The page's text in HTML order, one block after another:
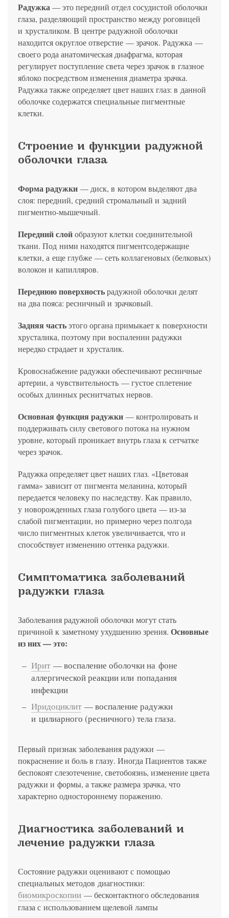
Радужка— это передний отдел сосудистой оболочки
глаза, разделяющий пространство между роговицей
и хрусталиком. В центре радужной оболочки
находится округлое отверстие — зрачок. Радужка —
своего рода анатомическая диафрагма, которая
регулирует поступление света через зрачок в глазное
яблоко посредством изменения диаметра зрачка.
Радужка также определяет цвет наших глаз: в данной
оболочке содержатся специальные пигментные
клетки.
Строение и функции радужной
оболочки глаза
Форма радужки — диск, в котором выделяют два
слоя: передний, средний стромальный и задний
пигментно-мышечный.
Передний слойобразуют клетки соединительной
ткани. Под ними находятся пигментсодержащие
клетки, а еще глубже — сеть коллагеновых (белковых)
волокон и капилляров.
Переднюю поверхностьрадужной оболочки делят
на два пояса: ресничный и зрачковый.
Задняя частьэтого органа примыкает к поверхности
хрусталика, поэтому при воспалении радужки
нередко страдает и хрусталик.
Кровоснабжение радужки обеспечивают ресничные
артерии, а чувствительность — густое сплетение
особых длинных реснитчатых нервов.
Основная функция радужки — контролировать и
поддерживать силу светового потока на нужном
уровне, который проникает внутрь глаза к сетчатке
через зрачок.
Радужка определяет цвет наших глаз. «Цветовая
гамма» зависит от пигмента меланина, который
передается человеку по наследству. Как правило,
у новорожденных глаза голубого цвета — из-за
слабой пигментации, но примерно через полгода
число пигментных клеток увеличивается, что и
способствует изменению оттенка радужки.
Симптоматика заболеваний
радужки глаза
Заболевания радужной оболочки могут стать
причиной к заметному ухудшению зрения. Основные
из них — это:
Ирит — воспаление оболочки на фоне
аллергической реакции или попадания
инфекции
Иридоциклит — воспаление радужки
и цилиарного (ресничного) тела глаза.
Первый признак заболевания радужки —
покраснение и боль в глазу. Иногда Пациентов также
беспокоят слезотечение, светобоязнь, изменение цвета
радужки и формы, а также размера зрачка, что
характерно одностороннему поражению.
Диагностика заболеваний и
лечение радужки глаза
Состояние радужки оценивают с помощью
специальных методов диагностики:
биомикроскопии — бесконтактного обследования
глаза с использованием щелевой лампы
Яндекс Google 2GIS Zoon
Yell ПроДокторов
Я соглашаюсь на получение рассылки в соответствии с ФЗ от
13.03.2006 №38-ФЗ на условиях и для целей, определенных
политикой конфиденциальности
Записаться
Консультация и прием у профессора
Елена, персональный менеджер
13.03.2006 №38-ФЗ на условиях и для целей, определенных
политикой конфиденциальности
Записаться
Отправить
Я соглашаюсь на получение рассылки в соответствии с ФЗ от
13.03.2006 №38-ФЗ на условиях и для целей, определенных
политикой конфиденциальности
Отправить
Нажимая на кнопку «Отправить», вы даете согласие
на обработкуперсональных данных
Я соглашаюсь на получение рассылки в соответствии с ФЗ от
13.03.2006 №38-ФЗ на условиях и для целей, определенных
политикой конфиденциальности
Отправить